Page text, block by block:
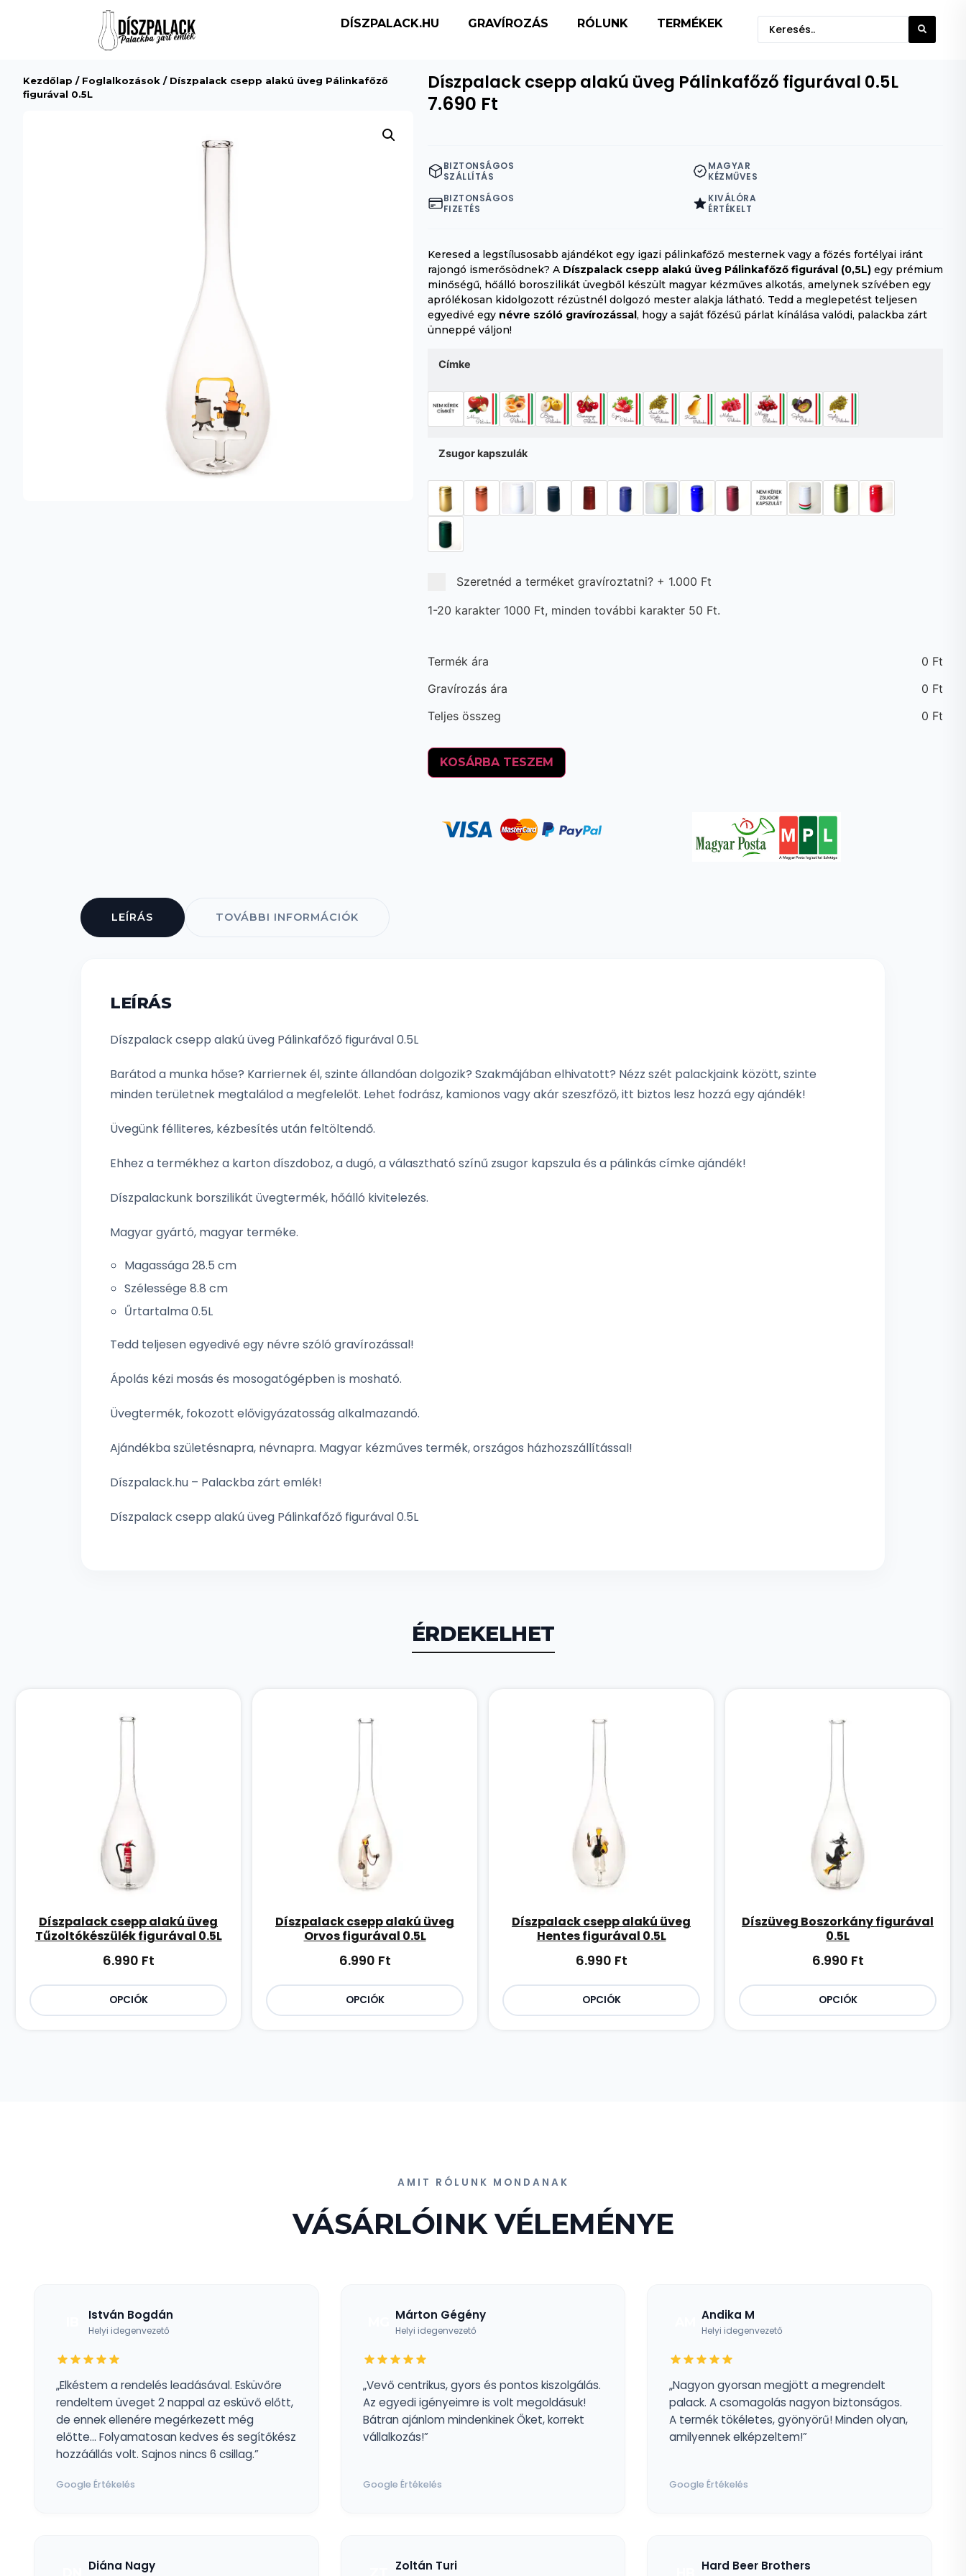
DÍSZPALACK.HU GRAVÍROZÁS RÓLUNK TERMÉKEK
Kezdőlap / Foglalkozások / Díszpalack csepp alakú üveg Pálinkafőző
figurával 0.5L
Díszpalack csepp alakú üveg Pálinkafőző figurával 0.5L
7.690 Ft
BIZTONSÁGOS
SZÁLLÍTÁS
MAGYAR
KÉZMŰVES
BIZTONSÁGOS
FIZETÉS
KIVÁLÓRA
ÉRTÉKELT
Keresed a legstílusosabb ajándékot egy igazi pálinkafőző mesternek vagy a főzés fortélyai iránt
rajongó ismerősödnek? A Díszpalack csepp alakú üveg Pálinkafőző figurával (0,5L)egy prémium
minőségű, hőálló boroszilikát üvegből készült magyar kézműves alkotás, amelynek szívében egy
aprólékosan kidolgozott rézüstnél dolgozó mester alakja látható. Tedd a meglepetést teljesen
egyedivé egy névre szóló gravírozással , hogy a saját főzésű párlat kínálása valódi, palackba zárt
ünneppé váljon!
Címke
Zsugor kapszulák
Szeretnéd a terméket gravíroztatni?+ 1.000 Ft
1-20 karakter 1000 Ft, minden további karakter 50 Ft.
Termék ára 0 Ft
Gravírozás ára
0 Ft
Teljes összeg
0 Ft
KOSÁRBA TESZEM
LEÍRÁS TOVÁBBI INFORMÁCIÓK
LEÍRÁS
Díszpalack csepp alakú üveg Pálinkafőző figurával 0.5L
Barátod a munka hőse? Karriernek él, szinte állandóan dolgozik? Szakmájában elhivatott? Nézz szét palackjaink között, szinte
minden területnek megtalálod a megfelelőt. Lehet fodrász, kamionos vagy akár szeszfőző, itt biztos lesz hozzá egy ajándék!
Üvegünk félliteres, kézbesítés után feltöltendő.
Ehhez a termékhez a karton díszdoboz, a dugó, a választható színű zsugor kapszula és a pálinkás címke ajándék!
Díszpalackunk borszilikát üvegtermék, hőálló kivitelezés.
Magyar gyártó, magyar terméke.
Magassága 28.5 cm
Szélessége 8.8 cm
Űrtartalma 0.5L
Tedd teljesen egyedivé egy névre szóló gravírozással!
Ápolás kézi mosás és mosogatógépben is mosható.
Üvegtermék, fokozott elővigyázatosság alkalmazandó.
Ajándékba születésnapra, névnapra. Magyar kézműves termék, országos házhozszállítással!
Díszpalack.hu – Palackba zárt emlék!
Díszpalack csepp alakú üveg Pálinkafőző figurával 0.5L
ÉRDEKELHET
Díszpalack csepp alakú üveg
Tűzoltókészülék figurával 0.5L
6.990 Ft
OPCIÓK
Díszpalack csepp alakú üveg
Orvos figurával 0.5L
6.990 Ft
OPCIÓK
Díszpalack csepp alakú üveg
Hentes figurával 0.5L
6.990 Ft
OPCIÓK
Díszüveg Boszorkány figurával
0.5L
6.990 Ft
OPCIÓK
AMIT RÓLUNK MONDANAK
VÁSÁRLÓINK VÉLEMÉNYE
István Bogdán
Helyi idegenvezető
„Elkéstem a rendelés leadásával. Esküvőre
rendeltem üveget 2 nappal az esküvő előtt,
de ennek ellenére megérkezett még
előtte... Folyamatosan kedves és segítőkész
hozzáállás volt. Sajnos nincs 6 csillag.”
Google Értékelés
Márton Gégény
Helyi idegenvezető
„Vevő centrikus, gyors és pontos kiszolgálás.
Az egyedi igényeimre is volt megoldásuk!
Bátran ajánlom mindenkinek Őket, korrekt
vállalkozás!”
Google Értékelés
Andika M
Helyi idegenvezető
„Nagyon gyorsan megjött a megrendelt
palack. A csomagolás nagyon biztonságos.
A termék tökéletes, gyönyörű! Minden olyan,
amilyennek elképzeltem!”
Google Értékelés
Diána Nagy Zoltán Turi Hard Beer Brothers